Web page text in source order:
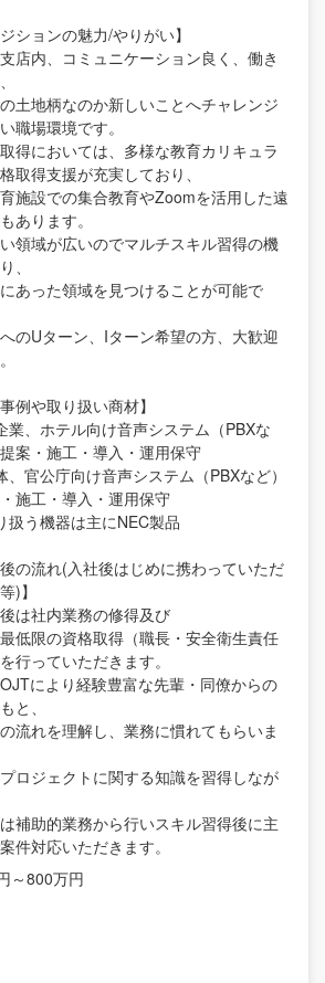
ジションの魅力/やりがい】
店内、コミュニケーション良く、働き
土地柄なのか新しいことへチャレンジ
職場環境です。
得においては、多様な教育カリキュラ
取得支援が充実しており、
施設での集合教育やZoomを活用した遠
あります。
領域が広いのでマルチスキル習得の機
、
あった領域を見つけることが可能で
のUターン、Iターン希望の方、大歓迎
事例や取り扱い商材】
業、ホテル向け音声システム（PBXな
案・施工・導入・運用保守
、官公庁向け音声システム（PBXなど）
施工・導入・運用保守
扱う機器は主にNEC製品
後の流れ(入社後はじめに携わっていただ
)】
後は社内業務の修得及び
低限の資格取得（職長・安全衛生責任
行っていただきます。
OJTにより経験豊富な先輩・同僚からの
と、
流れを理解し、業務に慣れてもらいま
プロジェクトに関する知識を習得しなが
補助的業務から行いスキル習得後に主
件対応いただきます。
～800万円